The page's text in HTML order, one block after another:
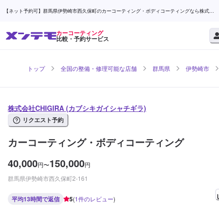
【ネット予約可】群馬県伊勢崎市西久保町のカーコーティング・ボディコーティングなら株式会
カーコーティング
比較・予約サービス
トップ 全国の整備・修理可能な店舗 群馬県 伊勢崎市
株式会社CHIGIRA (カブシキガイシャチギラ)
リクエスト予約
カーコーティング・ボディコーティング
40,000円〜150,000円
群馬県伊勢崎市西久保町2-161
平均13時間で返信 5(1件のレビュー)